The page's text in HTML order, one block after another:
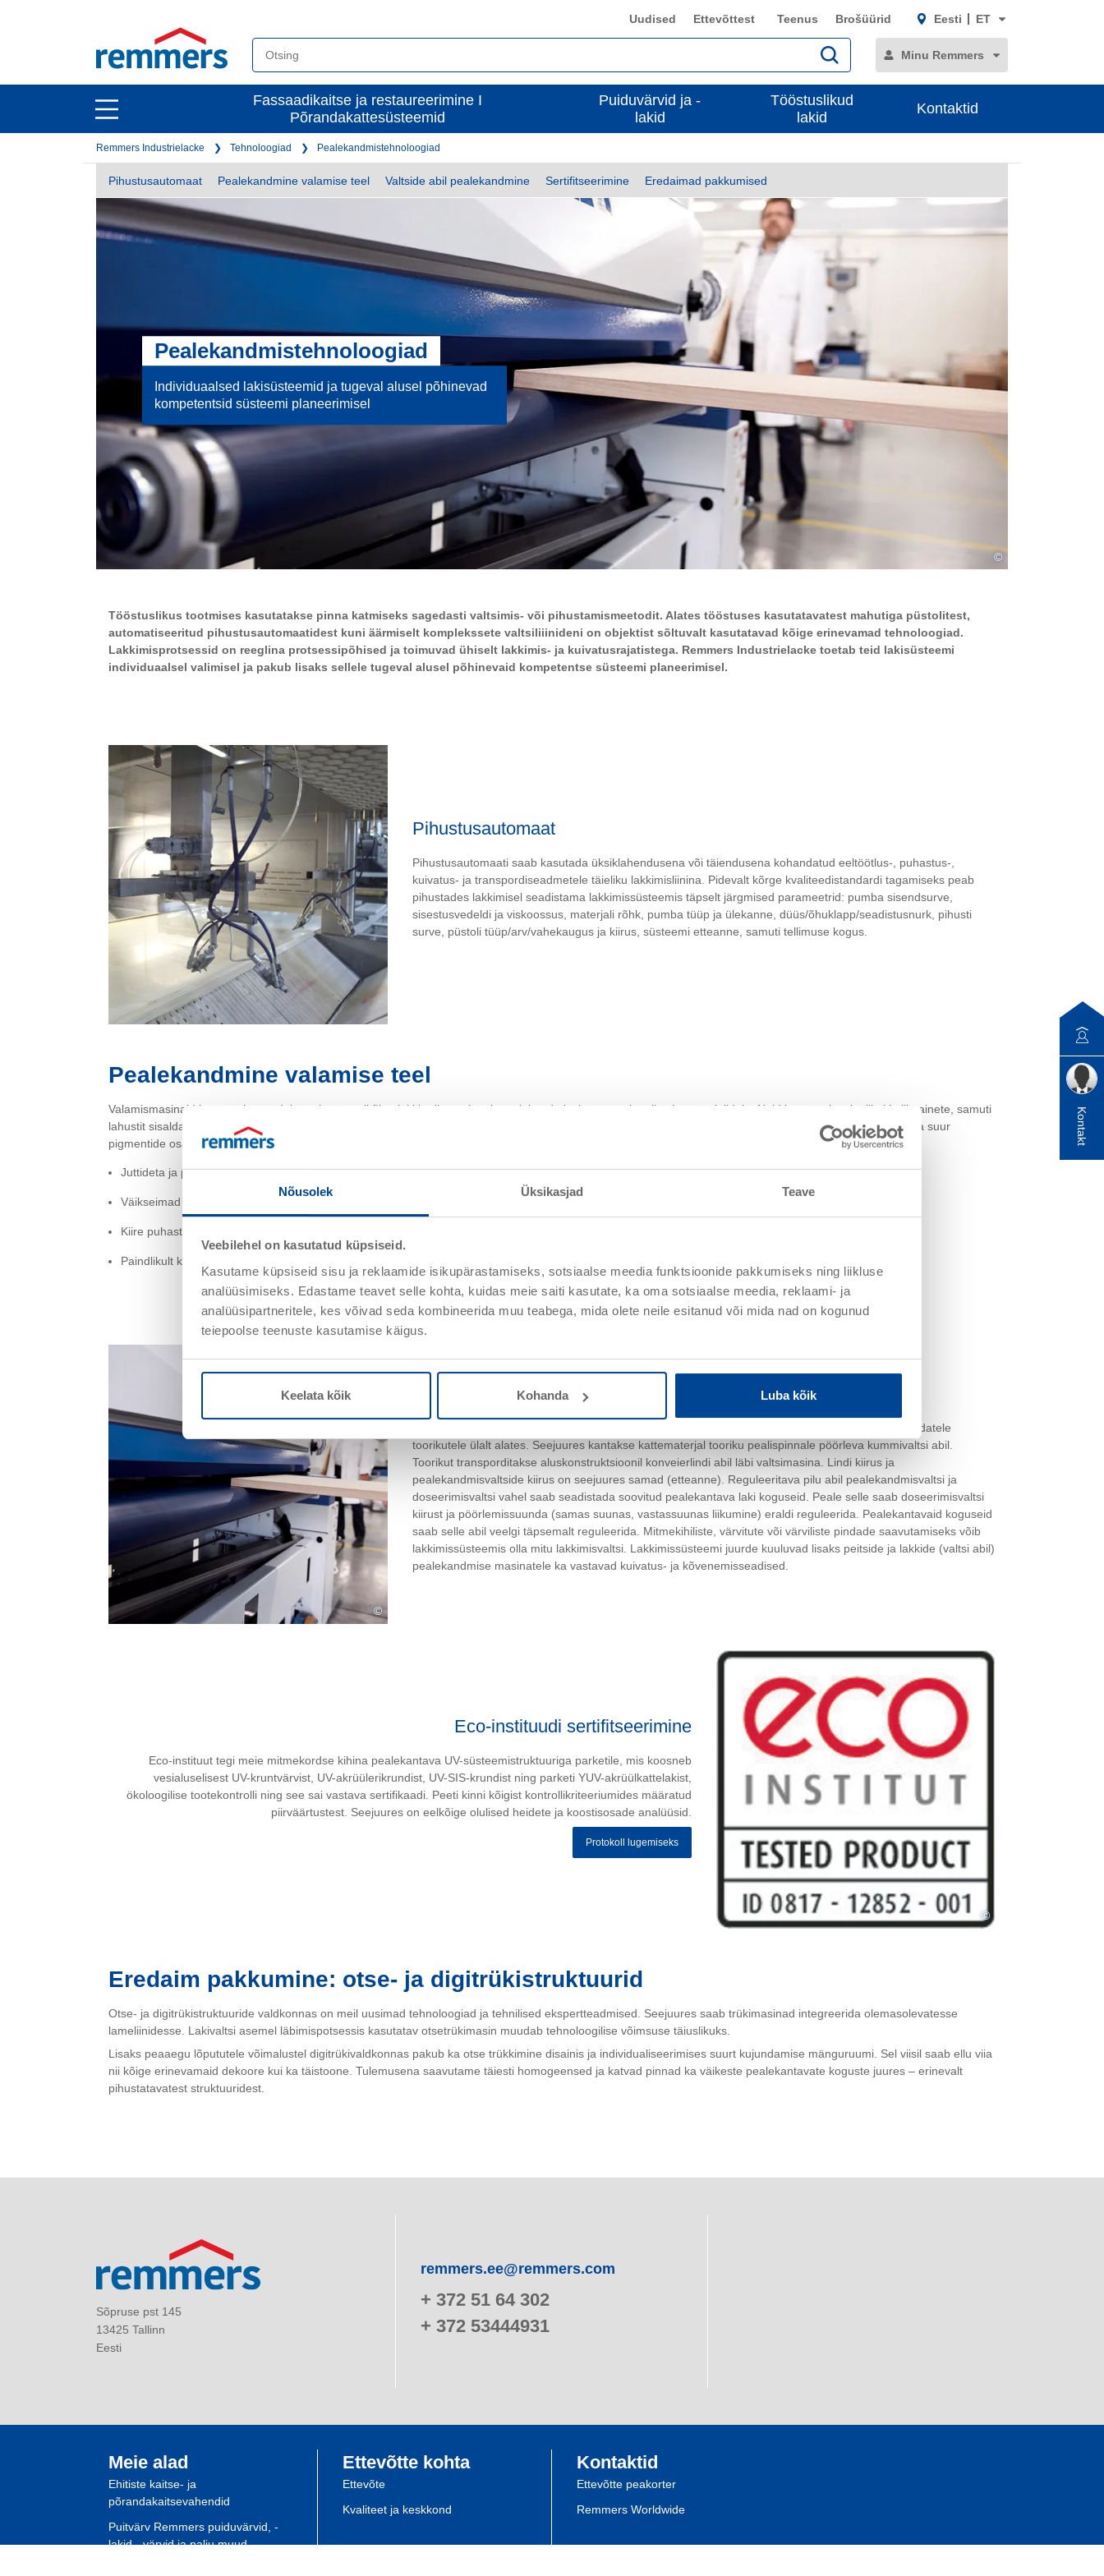
Nõusolek Üksikasjad Teave
Veebilehel on kasutatud küpsiseid.
Kasutame küpsiseid sisu ja reklaamide isikupärastamiseks, sotsiaalse meedia funktsioonide pakkumiseks ning liikluse
analüüsimiseks. Edastame teavet selle kohta, kuidas meie saiti kasutate, ka oma sotsiaalse meedia, reklaami- ja
analüüsipartneritele, kes võivad seda kombineerida muu teabega, mida olete neile esitanud või mida nad on kogunud
teiepoolse teenuste kasutamise käigus.
Keelata kõik Kohanda Luba kõik
open
main
navigation
Uudised Ettevõttest Teenus Brošüürid Eesti ET
Minu Remmers
open
main
navigation
Fassaadikaitse ja restaureerimine I
Põrandakattesüsteemid
Puiduvärvid ja -
lakid
Tööstuslikud
lakid
Kontaktid
Remmers Industrielacke Tehnoloogiad Pealekandmistehnoloogiad
Pihustusautomaat Pealekandmine valamise teel Valtside abil pealekandmine Sertifitseerimine Eredaimad pakkumised
©
Pealekandmistehnoloogiad
Individuaalsed lakisüsteemid ja tugeval alusel põhinevad
kompetentsid süsteemi planeerimisel
Tööstuslikus tootmises kasutatakse pinna katmiseks sagedasti valtsimis- või pihustamismeetodit. Alates tööstuses kasutatavatest mahutiga püstolitest,
automatiseeritud pihustusautomaatidest kuni äärmiselt komplekssete valtsiliiinideni on objektist sõltuvalt kasutatavad kõige erinevamad tehnoloogiad.
Lakkimisprotsessid on reeglina protsessipõhised ja toimuvad ühiselt lakkimis- ja kuivatusrajatistega. Remmers Industrielacke toetab teid lakisüsteemi
individuaalsel valimisel ja pakub lisaks sellele tugeval alusel põhinevaid kompetentse süsteemi planeerimisel.
Pihustusautomaat
Pihustusautomaati saab kasutada üksiklahendusena või täiendusena kohandatud eeltöötlus-, puhastus-,
kuivatus- ja transpordiseadmetele täieliku lakkimisliinina. Pidevalt kõrge kvaliteedistandardi tagamiseks peab
pihustades lakkimisel seadistama lakkimissüsteemis täpselt järgmised parameetrid: pumba sisendsurve,
sisestusvedeldi ja viskoossus, materjali rõhk, pumba tüüp ja ülekanne, düüs/õhuklapp/seadistusnurk, pihusti
surve, püstoli tüüp/arv/vahekaugus ja kiirus, süsteemi etteanne, samuti tellimuse kogus.
Pealekandmine valamise teel
Valamismasinaid kasutatakse vedelate ainete, eelkõige laki ja dispersiooni, pealekandmiseks suurepinnalistele materjalidele. Neid kasutatakse ka liimi ja liimainete, samuti
lahustit sisaldavate ja lahustivabade lakisüsteemide jaoks. Peale selle sobivad need eriti hästi probleemsete keskkondade jaoks, millel on kõrge viskoossus ja suur
pigmentide osakaal, ning vesilahuseid sisaldavate keskkondade ja kiirguse toimel kõvenevate süsteemide jaoks.
Juttideta ja pragudeta valatud kiht tänu patenteeritud valamissüsteemile
Väikseimad pealekantavad kogused ja tolerantsivaba valatud kiht
Kiire puhastamine tänu moodulkoostudele
Paindlikult kasutatav tänu valikulistele pumpadele ja täitesüsteemidele
©
Valtside abil pealekandmine
Valtside abil lakkimist kasutatakse ringlevate kattematerjalide ühepoolseks pealekandmiseks lamedatele
toorikutele ülalt alates. Seejuures kantakse kattematerjal tooriku pealispinnale pöörleva kummivaltsi abil.
Toorikut transporditakse aluskonstruktsioonil konveierlindi abil läbi valtsimasina. Lindi kiirus ja
pealekandmisvaltside kiirus on seejuures samad (etteanne). Reguleeritava pilu abil pealekandmisvaltsi ja
doseerimisvaltsi vahel saab seadistada soovitud pealekantava laki koguseid. Peale selle saab doseerimisvaltsi
kiirust ja pöörlemissuunda (samas suunas, vastassuunas liikumine) eraldi reguleerida. Pealekantavaid koguseid
saab selle abil veelgi täpsemalt reguleerida. Mitmekihiliste, värvitute või värviliste pindade saavutamiseks võib
lakkimissüsteemis olla mitu lakkimisvaltsi. Lakkimissüsteemi juurde kuuluvad lisaks peitside ja lakkide (valtsi abil)
pealekandmise masinatele ka vastavad kuivatus- ja kõvenemisseadised.
Eco-instituudi sertifitseerimine
Eco-instituut tegi meie mitmekordse kihina pealekantava UV-süsteemistruktuuriga parketile, mis koosneb
vesialuselisest UV-kruntvärvist, UV-akrüülerikrundist, UV-SIS-krundist ning parketi YUV-akrüülkattelakist,
ökoloogilise tootekontrolli ning see sai vastava sertifikaadi. Peeti kinni kõigist kontrollikriteeriumides määratud
piirväärtustest. Seejuures on eelkõige olulised heidete ja koostisosade analüüsid.
Protokoll lugemiseks
©
Eredaim pakkumine: otse- ja digitrükistruktuurid
Otse- ja digitrükistruktuuride valdkonnas on meil uusimad tehnoloogiad ja tehnilised ekspertteadmised. Seejuures saab trükimasinad integreerida olemasolevatesse
lameliinidesse. Lakivaltsi asemel läbimispotsessis kasutatav otsetrükimasin muudab tehnoloogilise võimsuse täiuslikuks.
Lisaks peaaegu lõpututele võimalustel digitrükivaldkonnas pakub ka otse trükkimine disainis ja individualiseerimises suurt kujundamise mänguruumi. Sel viisil saab ellu viia
nii kõige erinevamaid dekoore kui ka täistoone. Tulemusena saavutame täiesti homogeensed ja katvad pinnad ka väikeste pealekantavate koguste juures – erinevalt
pihustatavatest struktuuridest.
Sõpruse pst 145
13425 Tallinn
Eesti
remmers.ee@remmers.com
+ 372 51 64 302
+ 372 53444931
Meie alad
Ehitiste kaitse- ja
põrandakaitsevahendid
Puitvärv Remmers puiduvärvid, -
lakid, -värvid ja palju muud
Ettevõtte kohta
Ettevõte
Kvaliteet ja keskkond
Kontaktid
Ettevõtte peakorter
Remmers Worldwide
Kontakt